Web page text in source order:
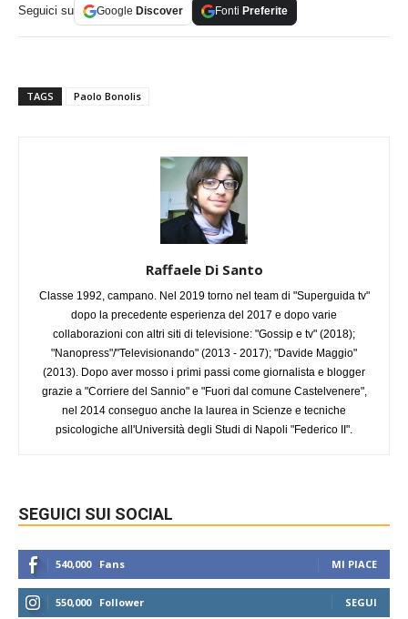
Seguici su Google Discover Fonti Preferite
TAGS Paolo Bonolis
Raffaele Di Santo
Classe 1992, campano. Nel 2019 torno nel team di "Superguida tv"
dopo la precedente esperienza del 2017 e dopo varie
collaborazioni con altri siti di televisione: "Gossip e tv" (2018);
"Nanopress"/"Televisionando" (2013 - 2017); "Davide Maggio"
(2013). Dopo aver mosso i primi passi come giornalista e blogger
grazie a "Corriere del Sannio" e "Fuori dal comune Castelvenere",
nel 2014 conseguo anche la laurea in Scienze e tecniche
psicologiche all'Università degli Studi di Napoli "Federico II".
SEGUICI SUI SOCIAL
540,000 Fans MI PIACE
550,000 Follower SEGUI